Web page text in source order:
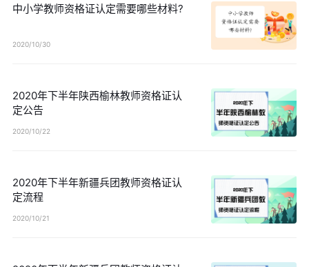
中小学教师资格证认定需要哪些材料?
2020/10/30
2020年下半年陕西榆林教师资格证认
定公告
2020/10/22
2020年下半年新疆兵团教师资格证认
定流程
2020/10/21